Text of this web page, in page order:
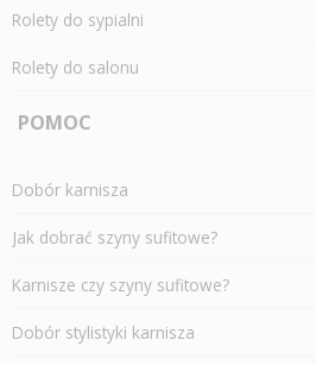
Rolety do sypialni
Rolety do salonu
POMOC
Dobór karnisza
Jak dobrać szyny sufitowe?
Karnisze czy szyny sufitowe?
Dobór stylistyki karnisza